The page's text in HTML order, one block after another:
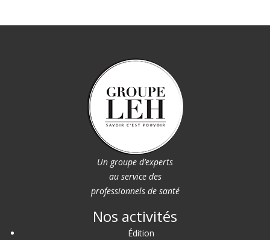
Un groupe d’experts
au service des
professionnels de santé
Nos activités
Édition